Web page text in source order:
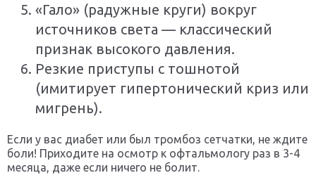
«Гало» (радужные круги) вокруг
источников света — классический
признак высокого давления.
Резкие приступы с тошнотой
(имитирует гипертонический криз или
мигрень).
Если у вас диабет или был тромбоз сетчатки, не ждите
боли! Приходите на осмотр к офтальмологу раз в 3-4
месяца, даже если ничего не болит.